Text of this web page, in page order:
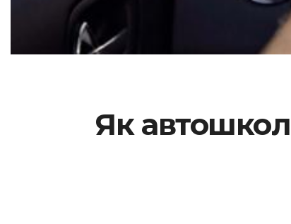
Як